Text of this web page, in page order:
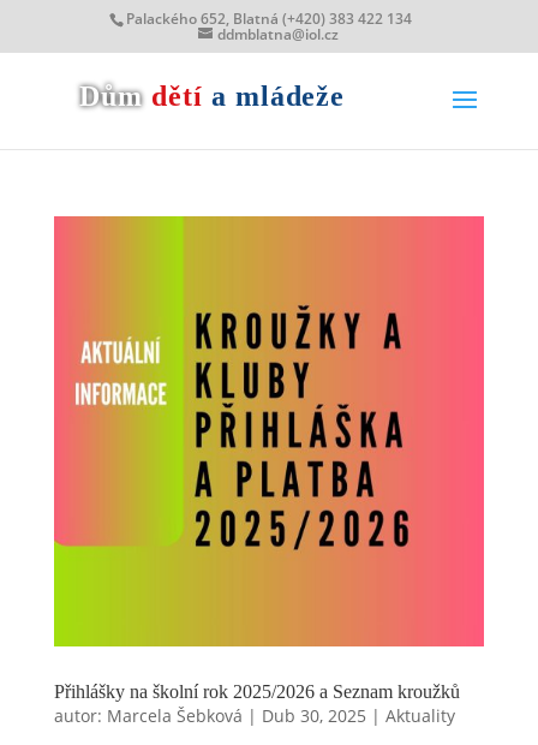
Palackého 652, Blatná (+420) 383 422 134
ddmblatna@iol.cz
Dům dětí a mládeže
Přihlášky na školní rok 2025/2026 a Seznam kroužků
autor: Marcela Šebková | Dub 30, 2025 | Aktuality